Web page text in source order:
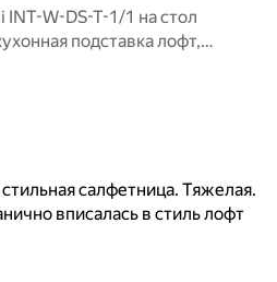
W-DS-T-1/1 на стол
подставка лофт,
салфеток
салфетница. Тяжелая.
вписалась в стиль лофт